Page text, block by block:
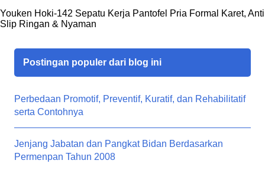
Youken Hoki-142 Sepatu Kerja Pantofel Pria Formal Karet, Anti
Slip Ringan & Nyaman
Postingan populer dari blog ini
Perbedaan Promotif, Preventif, Kuratif, dan Rehabilitatif
serta Contohnya
Jenjang Jabatan dan Pangkat Bidan Berdasarkan
Permenpan Tahun 2008